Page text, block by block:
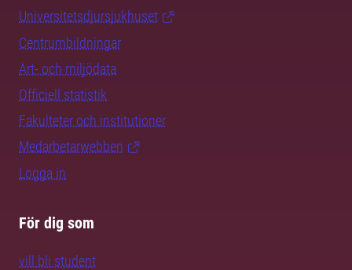
Universitetsdjursjukhuset
Centrumbildningar
Art- och miljödata
Officiell statistik
Fakulteter och institutioner
Medarbetarwebben
Logga in
För dig som
vill bli student